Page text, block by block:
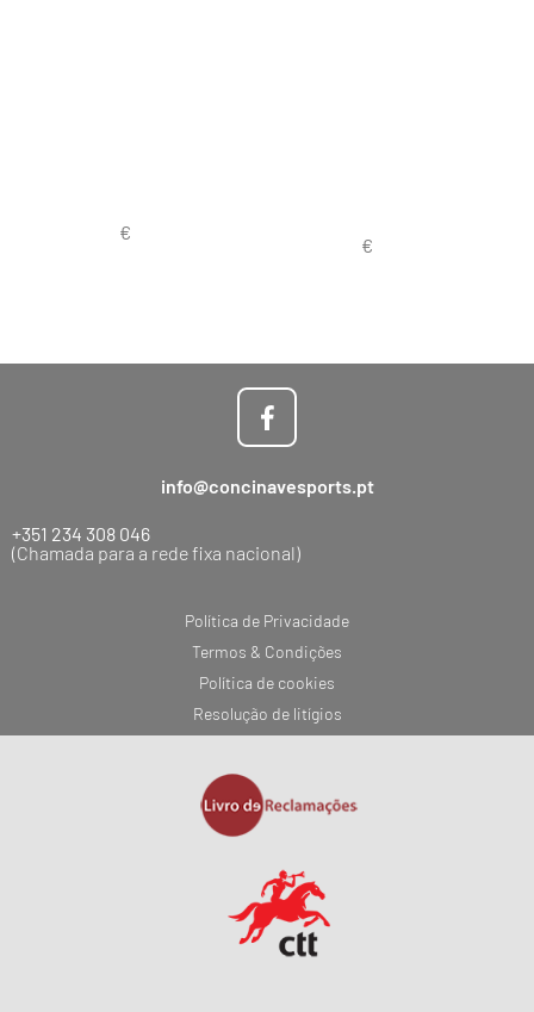
Política de Privacidade
Termos & Condições
Política de cookies
Resolução de litígios
info@concinavesports.pt
+351 234 308 046
(Chamada para a rede fixa nacional)